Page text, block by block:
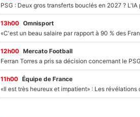
13h00 Omnisport
12h00 Mercato Football
11h00 Équipe de France